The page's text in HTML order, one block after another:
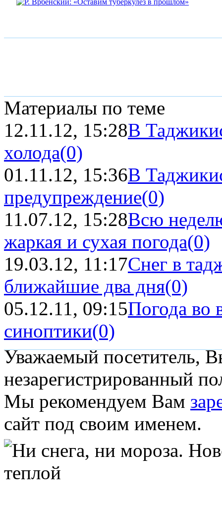
Материалы по теме
12.11.12, 15:28В
холода(0)
01.11.12, 15:36В
предупреждение(0)
11.07.12, 15:28Всю
жаркая и сухая погода(0)
19.03.12, 11:17Снег в
ближайшие два дня(0)
05.12.11, 09:15Погода во
синоптики(0)
Уважаемый посетитель,
незарегистрированный
Мы рекомендуем Вам
сайт под своим именем.